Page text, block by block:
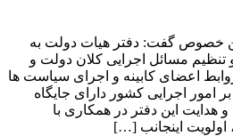
خصوص گفت: دفتر هیات دولت به
تنظیم مسائل اجرایی کلان دولت و
اعضای کابینه و اجرای سیاست ها
امور اجرایی کشور دارای جایگاه
این دفتر در همکاری با
اینجانب […]